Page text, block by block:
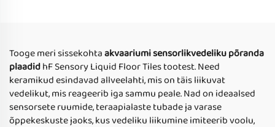
Tooge meri sissekohtaakvaariumi sensorlikvedeliku põranda
plaadidhF Sensory Liquid Floor Tiles tootest. Need
keramikud esindavad allveelahti, mis on täis liikuvat
vedelikut, mis reageerib iga sammu peale. Nad on ideaalsed
sensorsete ruumide, teraapialaste tubade ja varase
õppekeskuste jaoks, kus vedeliku liikumine imiteerib voolu,